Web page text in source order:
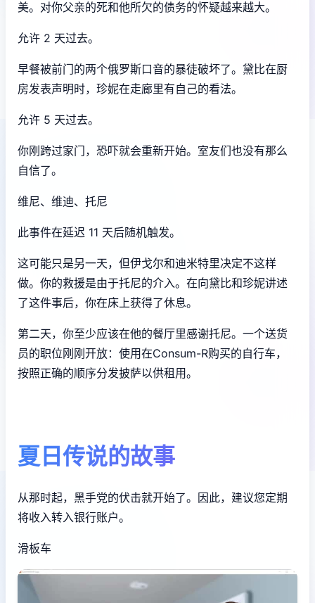
美。对你父亲的死和他所欠的债务的怀疑越来越大。
允许 2 天过去。
早餐被前门的两个俄罗斯口音的暴徒破坏了。黛比在厨
房发表声明时，珍妮在走廊里有自己的看法。
允许 5 天过去。
你刚跨过家门，恐吓就会重新开始。室友们也没有那么
自信了。
维尼、维迪、托尼
此事件在延迟 11 天后随机触发。
这可能只是另一天，但伊戈尔和迪米特里决定不这样
做。你的救援是由于托尼的介入。在向黛比和珍妮讲述
了这件事后，你在床上获得了休息。
第二天，你至少应该在他的餐厅里感谢托尼。一个送货
员的职位刚刚开放：使用在Consum-R购买的自行车，
按照正确的顺序分发披萨以供租用。
夏日传说的故事
从那时起，黑手党的伏击就开始了。因此，建议您定期
将收入转入银行账户。
滑板车